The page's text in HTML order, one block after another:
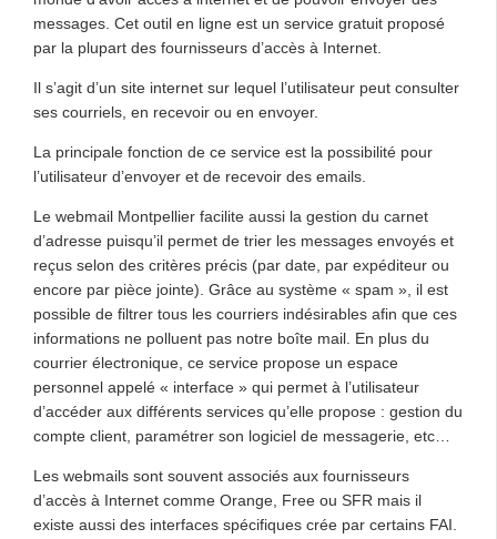
messages. Cet outil en ligne est un service gratuit proposé
par la plupart des fournisseurs d’accès à Internet.
Il s’agit d’un site internet sur lequel l’utilisateur peut consulter
ses courriels, en recevoir ou en envoyer.
La principale fonction de ce service est la possibilité pour
l’utilisateur d’envoyer et de recevoir des emails.
Le webmail Montpellier facilite aussi la gestion du carnet
d’adresse puisqu’il permet de trier les messages envoyés et
reçus selon des critères précis (par date, par expéditeur ou
encore par pièce jointe). Grâce au système « spam », il est
possible de filtrer tous les courriers indésirables afin que ces
informations ne polluent pas notre boîte mail. En plus du
courrier électronique, ce service propose un espace
personnel appelé « interface » qui permet à l’utilisateur
d’accéder aux différents services qu’elle propose : gestion du
compte client, paramétrer son logiciel de messagerie, etc…
Les webmails sont souvent associés aux fournisseurs
d’accès à Internet comme Orange, Free ou SFR mais il
existe aussi des interfaces spécifiques crée par certains FAI.